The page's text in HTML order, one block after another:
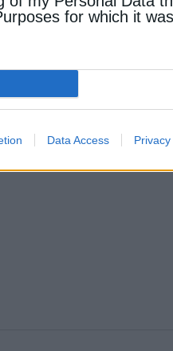
for which it was
Data Access
για αυξημένο κόστος